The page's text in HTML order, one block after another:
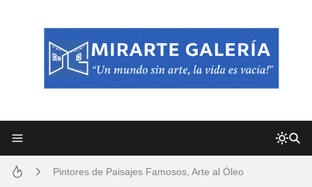
Pintores de Paisajes Famosos, Arte al Óleo